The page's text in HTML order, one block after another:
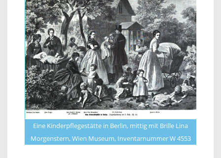
Eine Kinderpflegestätte in Berlin, mittig mit Brille Lina
Morgenstern, Wien Museum, Inventarnummer W 4553